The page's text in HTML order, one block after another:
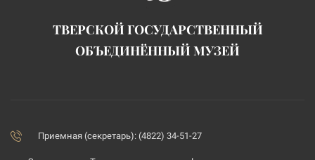
ТВЕРСКОЙ ГОСУДАРСТВЕННЫЙ
ОБЪЕДИНЁННЫЙ МУЗЕЙ
Приемная (секретарь): (4822) 34-51-27